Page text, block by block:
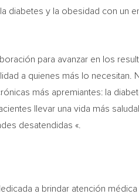
la diabetes y la obesidad con un
para avanzar en los
a quienes más lo necesitan.
más apremiantes: la
llevar una vida más
desatendidas «.
a brindar atención médica